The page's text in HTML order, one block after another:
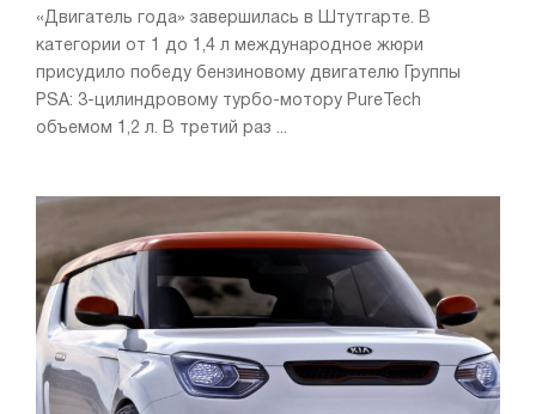
«Двигатель года» завершилась в Штутгарте. В
категории от 1 до 1,4 л международное жюри
присудило победу бензиновому двигателю Группы
PSA: 3-цилиндровому турбо-мотору PureTech
объемом 1,2 л. В третий раз ...